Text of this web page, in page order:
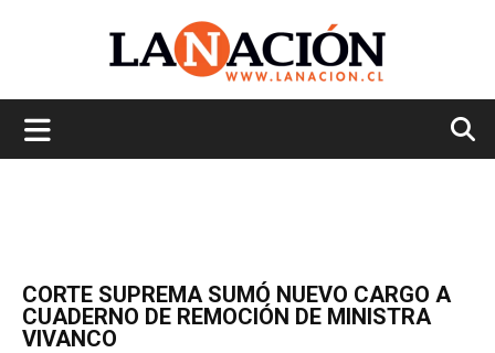
CORTE SUPREMA SUMÓ NUEVO CARGO A
CUADERNO DE REMOCIÓN DE MINISTRA
VIVANCO